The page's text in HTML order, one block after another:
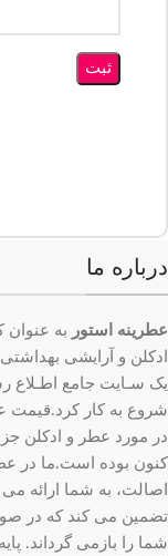
درباره ما
عطرینه استور به عنوان
یک سـایت جامع اطـلاع
شروع به کار کرد.قیمت
در مورد عطر و ادکلن
کنون بوده است.ما در
اصالت، به شما ارائه
تضمین می کند که در
شما را بازمی گرداند.